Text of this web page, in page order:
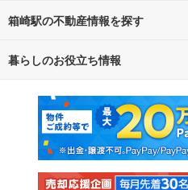
箱崎駅の不動産情報を探す
不動産・住宅
新築マンション
新築一戸建て
暮らしのお役立ち情報
マンションカタログ